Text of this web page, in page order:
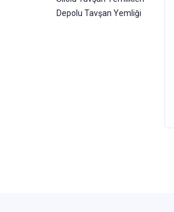
Depolu Tavşan Yemliği